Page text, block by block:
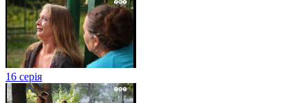
16 серія